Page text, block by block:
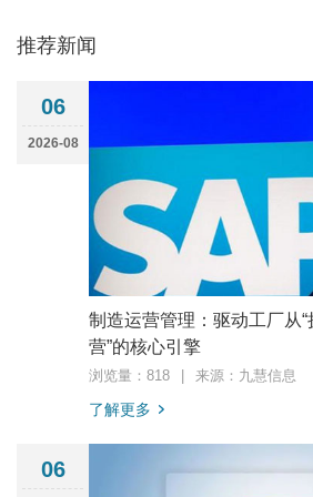
推荐新闻
06
2026-08
制造运营管理：驱动工厂从“
营”的核心引擎
浏览量：818 来源：九慧信息
了解更多
06